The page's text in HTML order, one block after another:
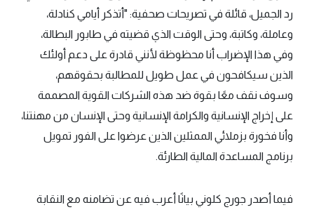
رد الجميل، قائلة في تصريحات صحفية: "أتذكر أيامي كنادلة،
وعاملة، وكاتبة، وحتى الوقت الذي قضيته في طابور البطالة،
وفي هذا الإضراب أنا محظوظة لأنني قادرة على دعم أولئك
الذين سيكافحون في عمل طويل للمطالبة بحقوقهم،
وسوف نقف معًا بقوة ضد هذه الشركات القوية المصممة
على إخراج الإنسانية والكرامة الإنسانية وحتى الإنسان من مهنتنا،
وأنا فخورة بزملائي الممثلين الذين عرضوا على الفور تمويل
برنامج المساعدة المالية الطارئة.
فيما أصدر جورج كلوني بيانًا أعرب فيه عن تضامنه مع النقابة